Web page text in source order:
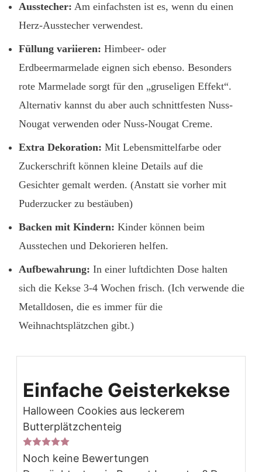
Ausstecher: Am einfachsten ist es, wenn du einen
Herz-Ausstecher verwendest.
Füllung variieren: Himbeer- oder
Erdbeermarmelade eignen sich ebenso. Besonders
rote Marmelade sorgt für den „gruseligen Effekt“.
Alternativ kannst du aber auch schnittfesten Nuss-
Nougat verwenden oder Nuss-Nougat Creme.
Extra Dekoration: Mit Lebensmittelfarbe oder
Zuckerschrift können kleine Details auf die
Gesichter gemalt werden. (Anstatt sie vorher mit
Puderzucker zu bestäuben)
Backen mit Kindern: Kinder können beim
Ausstechen und Dekorieren helfen.
Aufbewahrung: In einer luftdichten Dose halten
sich die Kekse 3-4 Wochen frisch. (Ich verwende die
Metalldosen, die es immer für die
Weihnachtsplätzchen gibt.)
Einfache Geisterkekse
Halloween Cookies aus leckerem
Butterplätzchenteig
Noch keine Bewertungen